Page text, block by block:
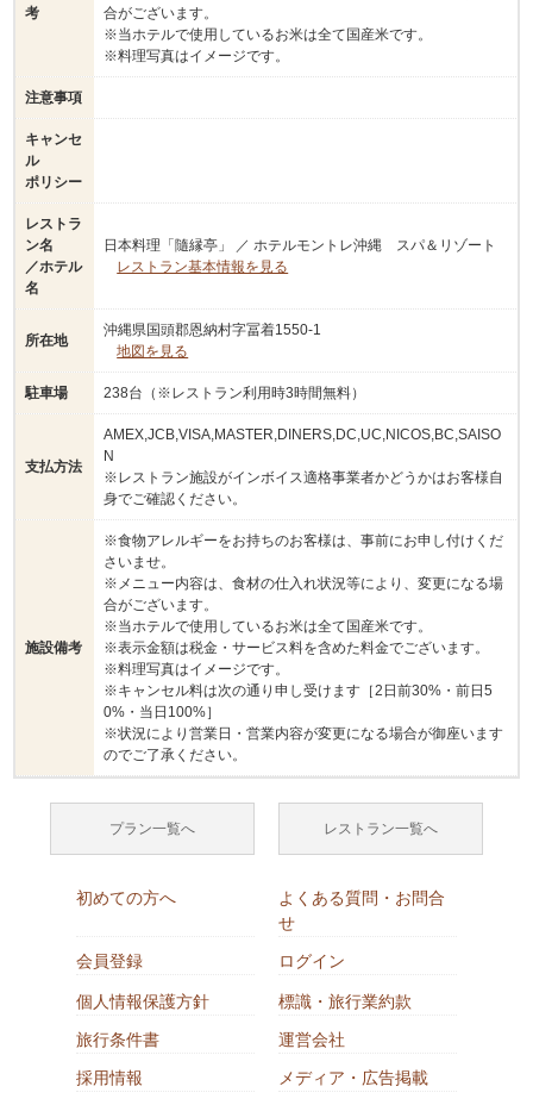
考
合がございます。
※当ホテルで使用しているお米は全て国産米です。
※料理写真はイメージです。
注意事項
キャンセ
ル
ポリシー
レストラ
ン名
／ホテル
名
日本料理「隨縁亭」 ／ ホテルモントレ沖縄 スパ＆リゾート
レストラン基本情報を見る
所在地
沖縄県国頭郡恩納村字冨着1550-1
地図を見る
駐車場 238台（※レストラン利用時3時間無料）
支払方法
AMEX,JCB,VISA,MASTER,DINERS,DC,UC,NICOS,BC,SAISO
N
※レストラン施設がインボイス適格事業者かどうかはお客様自
身でご確認ください。
施設備考
※食物アレルギーをお持ちのお客様は、事前にお申し付けくだ
さいませ。
※メニュー内容は、食材の仕入れ状況等により、変更になる場
合がございます。
※当ホテルで使用しているお米は全て国産米です。
※表示金額は税金・サービス料を含めた料金でございます。
※料理写真はイメージです。
※キャンセル料は次の通り申し受けます［2日前30%・前日5
0%・当日100%］
※状況により営業日・営業内容が変更になる場合が御座います
のでご了承ください。
プラン一覧へ レストラン一覧へ
初めての方へ
よくある質問・お問合
せ
会員登録
ログイン
個人情報保護方針
標識・旅行業約款
旅行条件書
運営会社
採用情報
メディア・広告掲載